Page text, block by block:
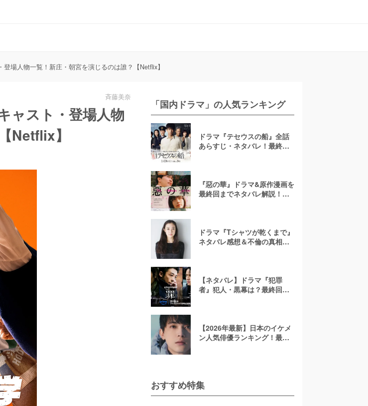
場人物一覧！新庄・朝宮を演じるのは誰？【Netflix】
斉藤美奈
ャスト・登場人物
Netflix】
「国内ドラマ」の人気ランキング
ドラマ『テセウスの船』全話
あらすじ・ネタバレ！最終回
『惡の華』ドラマ&原作漫画を
最終回までネタバレ解説！ア
ドラマ『Tシャツが乾くまで』
ネタバレ感想＆不倫の真相や
【ネタバレ】ドラマ『犯罪
者』犯人・黒幕は？最終回ラ
【2026年最新】日本のイケメ
ン人気俳優ランキング！最も
おすすめ特集